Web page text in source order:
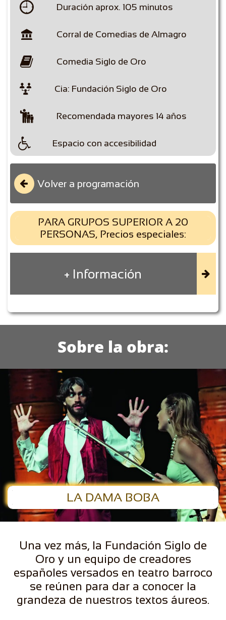
 Duración aprox. 105 minutos
 Corral de Comedias de Almagro
 Comedia Siglo de Oro
 Cia: Fundación Siglo de Oro
 Recomendada mayores 14 años
 Espacio con accesibilidad
Volver a programación

PARA GRUPOS SUPERIOR A 20
PERSONAS, Precios especiales:
+ Información 
Sobre la obra:
LA DAMA BOBA
Una vez más, la Fundación Siglo de
Oro y un equipo de creadores
españoles versados en teatro barroco
se reúnen para dar a conocer la
grandeza de nuestros textos áureos.